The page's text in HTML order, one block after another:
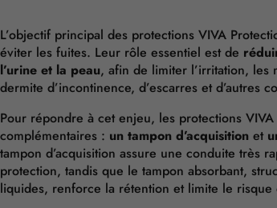
L’objectif principal des protections VIVA
éviter les fuites. Leur rôle essentiel est de
l’urine et la peau, afin de limiter l’irritation, les
dermite d’incontinence, d’escarres et d’autres
Pour répondre à cet enjeu, les protections
complémentaires : un tampon d’acquisition et
tampon d’acquisition assure une conduite très
protection, tandis que le tampon absorbant,
liquides, renforce la rétention et limite le risque